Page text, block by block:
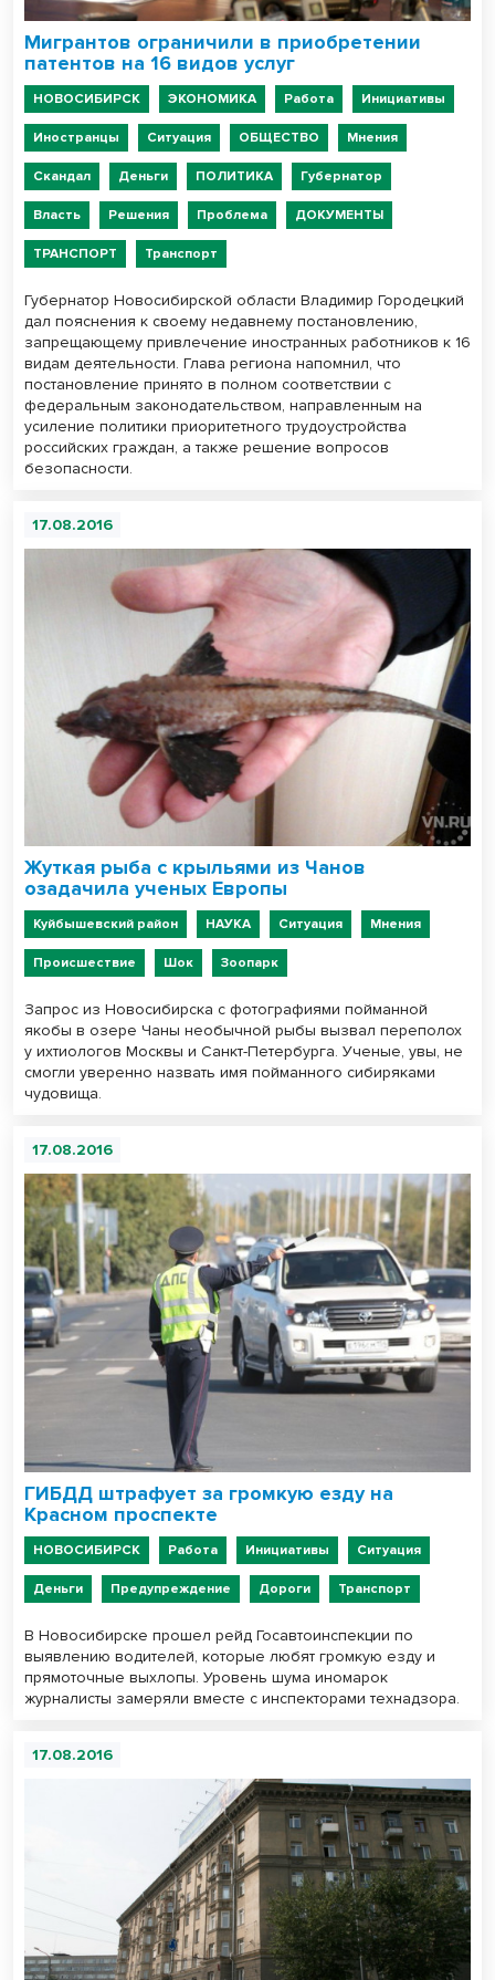
Мигрантов ограничили в приобретении
патентов на 16 видов услуг
НОВОСИБИРСК ЭКОНОМИКА Работа Инициативы
Иностранцы Ситуация ОБЩЕСТВО Мнения
Скандал Деньги ПОЛИТИКА Губернатор
Власть Решения Проблема ДОКУМЕНТЫ
ТРАНСПОРТ Транспорт
Губернатор Новосибирской области Владимир Городецкий
дал пояснения к своему недавнему постановлению,
запрещающему привлечение иностранных работников к 16
видам деятельности. Глава региона напомнил, что
постановление принято в полном соответствии с
федеральным законодательством, направленным на
усиление политики приоритетного трудоустройства
российских граждан, а также решение вопросов
безопасности.
17.08.2016
Жуткая рыба с крыльями из Чанов
озадачила ученых Европы
Куйбышевский район НАУКА Ситуация Мнения
Происшествие Шок Зоопарк
Запрос из Новосибирска с фотографиями пойманной
якобы в озере Чаны необычной рыбы вызвал переполох
у ихтиологов Москвы и Санкт-Петербурга. Ученые, увы, не
смогли уверенно назвать имя пойманного сибиряками
чудовища.
17.08.2016
ГИБДД штрафует за громкую езду на
Красном проспекте
НОВОСИБИРСК Работа Инициативы Ситуация
Деньги Предупреждение Дороги Транспорт
В Новосибирске прошел рейд Госавтоинспекции по
выявлению водителей, которые любят громкую езду и
прямоточные выхлопы. Уровень шума иномарок
журналисты замеряли вместе с инспекторами технадзора.
17.08.2016